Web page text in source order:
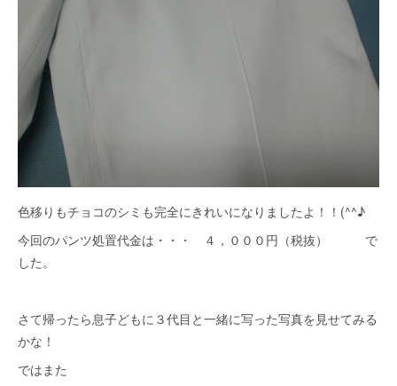
色移りもチョコのシミも完全にきれいになりましたよ！！(^^♪
今回のパンツ処置代金は・・・ ４，０００円（税抜） で
した。
さて帰ったら息子どもに３代目と一緒に写った写真を見せてみる
かな！
ではまた